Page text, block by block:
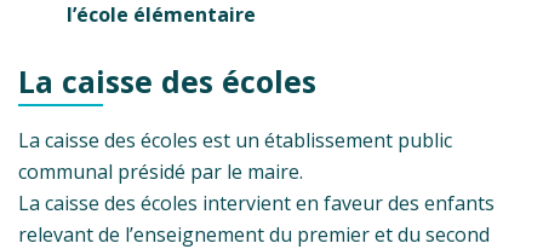
l’école élémentaire
La caisse des écoles
La caisse des écoles est un établissement public
communal présidé par le maire.
La caisse des écoles intervient en faveur des enfants
relevant de l’enseignement du premier et du second